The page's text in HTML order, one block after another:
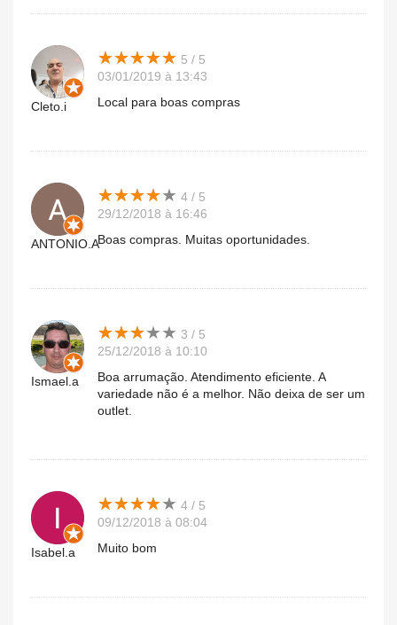
Cleto.i
★★★★★
★★★★★ 5 / 5
03/01/2019 à 13:43
Local para boas compras
ANTONIO.A
★★★★★
★★★★★ 4 / 5
29/12/2018 à 16:46
Boas compras. Muitas oportunidades.
Ismael.a
★★★★★
★★★★★ 3 / 5
25/12/2018 à 10:10
Boa arrumação. Atendimento eficiente. A
variedade não é a melhor. Não deixa de ser um
outlet.
Isabel.a
★★★★★
★★★★★ 4 / 5
09/12/2018 à 08:04
Muito bom